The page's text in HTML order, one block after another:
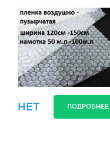
НЕТ ПОДРОБНЕЕ